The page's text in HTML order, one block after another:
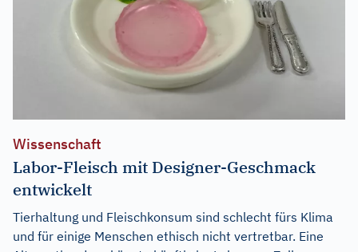
Wissenschaft
Labor-Fleisch mit Designer-Geschmack
entwickelt
Tierhaltung und Fleischkonsum sind schlecht fürs Klima
und für einige Menschen ethisch nicht vertretbar. Eine